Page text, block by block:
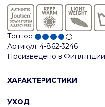
Теплое
Артикул: 4-862-3246
Произведено в Финляндии
ХАРАКТЕРИСТИКИ
УХОД